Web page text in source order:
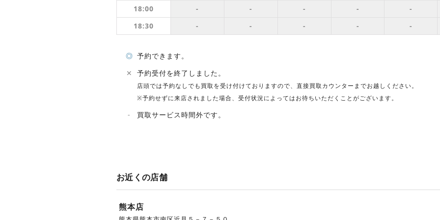
18:00
- - - - -
18:30
- - - - -
◎ 予約できます。
✕
予約受付を終了しました。
店頭では予約なしでも買取を受け付けておりますので、直接買取カウンターまでお越しください。
※予約せずに来店されました場合、受付状況によってはお待ちいただくことがございます。
- 買取サービス時間外です。
お近くの店舗
熊本店